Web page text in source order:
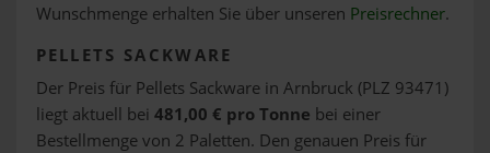
Wunschmenge erhalten Sie über unseren Preisrechner.
PELLETS SACKWARE
Der Preis für Pellets Sackware in Arnbruck (PLZ 93471)
liegt aktuell bei 481,00 € pro Tonne bei einer
Bestellmenge von 2 Paletten. Den genauen Preis für